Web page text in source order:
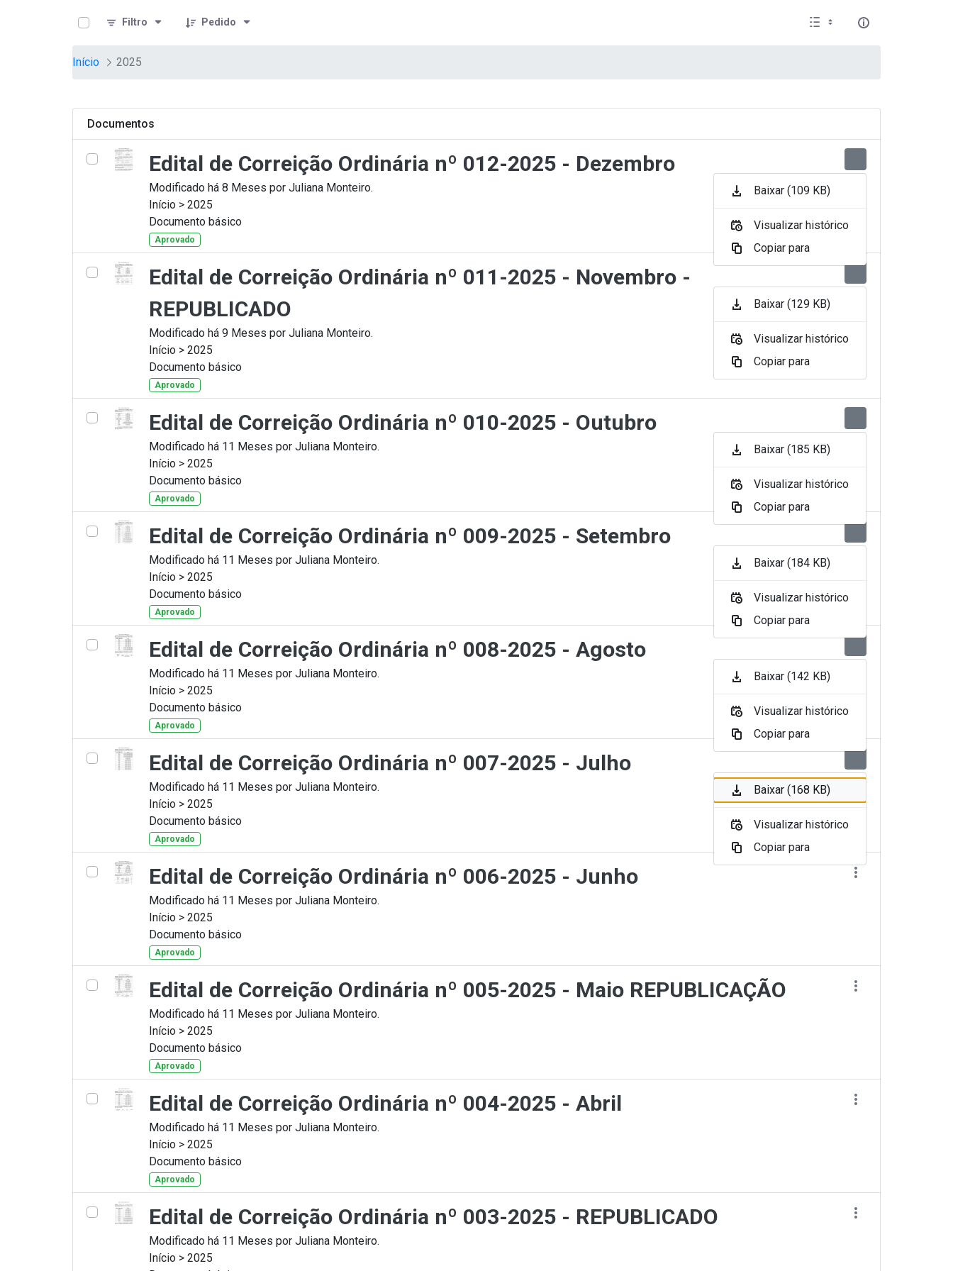
teste descricaoFiltro
Pedido
Início 2025
Documentos
Edital de Correição Ordinária nº 012-2025 - Dezembro
Modificado há 8 Meses por Juliana Monteiro.
Início > 2025
Documento básico
Aprovado
Edital de Correição Ordinária nº 011-2025 - Novembro -
REPUBLICADO
Modificado há 9 Meses por Juliana Monteiro.
Início > 2025
Documento básico
Aprovado
Edital de Correição Ordinária nº 010-2025 - Outubro
Modificado há 11 Meses por Juliana Monteiro.
Início > 2025
Documento básico
Aprovado
Edital de Correição Ordinária nº 009-2025 - Setembro
Modificado há 11 Meses por Juliana Monteiro.
Início > 2025
Documento básico
Aprovado
Edital de Correição Ordinária nº 008-2025 - Agosto
Modificado há 11 Meses por Juliana Monteiro.
Início > 2025
Documento básico
Aprovado
Edital de Correição Ordinária nº 007-2025 - Julho
Modificado há 11 Meses por Juliana Monteiro.
Início > 2025
Documento básico
Aprovado
Edital de Correição Ordinária nº 006-2025 - Junho
Modificado há 11 Meses por Juliana Monteiro.
Início > 2025
Documento básico
Aprovado
Edital de Correição Ordinária nº 005-2025 - Maio REPUBLICAÇÃO
Modificado há 11 Meses por Juliana Monteiro.
Início > 2025
Documento básico
Aprovado
Edital de Correição Ordinária nº 004-2025 - Abril
Modificado há 11 Meses por Juliana Monteiro.
Início > 2025
Documento básico
Aprovado
Edital de Correição Ordinária nº 003-2025 - REPUBLICADO
Modificado há 11 Meses por Juliana Monteiro.
Início > 2025
Baixar (109 KB)
Visualizar histórico
Copiar para
Baixar (129 KB)
Visualizar histórico
Copiar para
Baixar (185 KB)
Visualizar histórico
Copiar para
Baixar (184 KB)
Visualizar histórico
Copiar para
Baixar (142 KB)
Visualizar histórico
Copiar para
Baixar (168 KB)
Visualizar histórico
Copiar para